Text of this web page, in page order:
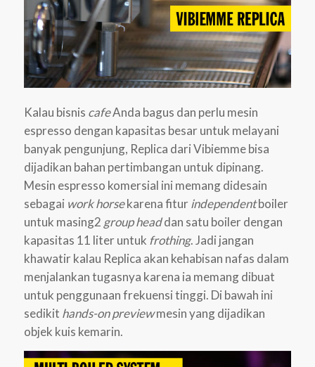
Kalau bisnis cafeAnda bagus dan perlu mesin
espresso dengan kapasitas besar untuk melayani
banyak pengunjung, Replica dari Vibiemme bisa
dijadikan bahan pertimbangan untuk dipinang.
Mesin espresso komersial ini memang didesain
sebagai work horsekarena fiturindependentboiler
untuk masing2 group headdan satu boiler dengan
kapasitas 11 liter untuk frothing. Jadi jangan
khawatir kalau Replica akan kehabisan nafas dalam
menjalankan tugasnya karena ia memang dibuat
untuk penggunaan frekuensi tinggi. Di bawah ini
sedikit hands-on previewmesin yang dijadikan
objek kuis kemarin.